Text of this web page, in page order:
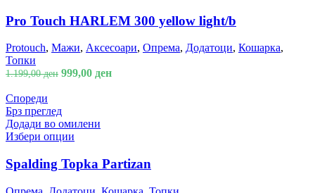
Pro Touch HARLEM 300 yellow light/b
Protouch, Мажи, Аксесоари, Опрема, Додатоци, Кошарка,
Топки
1.199,00ден 999,00 ден
Спореди
Брз преглед
Додади во омилени
Избери опции
Spalding Topka Partizan